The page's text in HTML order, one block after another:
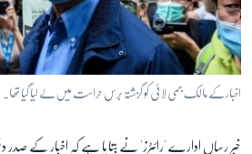
اخبار کے مالک جمی لائی کو گزشتہ برس حراست میں لے لیا گیا تھا۔
خبر رساں ادارے 'رائٹرز' نے بتایا ہے کہ اخبار کے صدر